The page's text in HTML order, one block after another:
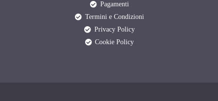
Pagamenti
Termini e Condizioni
Privacy Policy
Cookie Policy